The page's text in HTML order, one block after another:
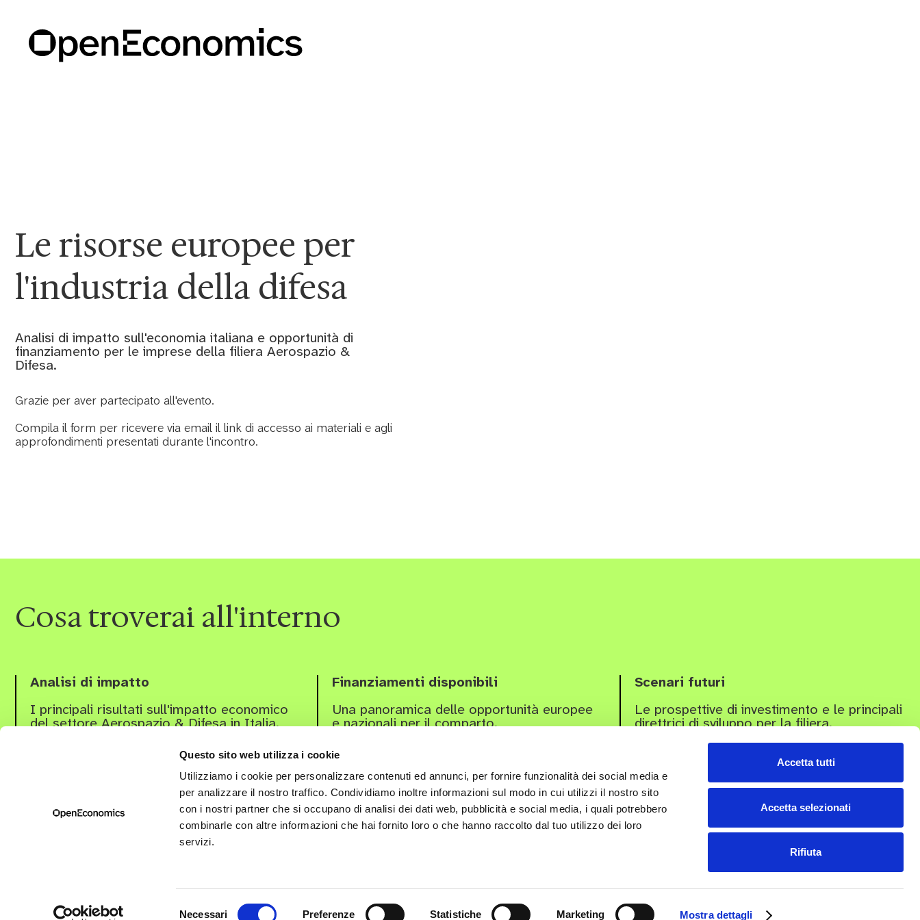
Questo sito web utilizza i cookie
Utilizziamo i cookie per personalizzare contenuti ed annunci, per fornire funzionalità dei social media e
per analizzare il nostro traffico. Condividiamo inoltre informazioni sul modo in cui utilizzi il nostro sito
con i nostri partner che si occupano di analisi dei dati web, pubblicità e social media, i quali potrebbero
combinarle con altre informazioni che hai fornito loro o che hanno raccolto dal tuo utilizzo dei loro
servizi.
Necessari Preferenze Statistiche Marketing Mostra dettagli
Accetta tutti
Accetta selezionati
Rifiuta
Le risorse europee per
l'industria della difesa
Analisi di impatto sull'economia italiana e opportunità di
finanziamento per le imprese della filiera Aerospazio &
Difesa.
Grazie per aver partecipato all'evento.
Compila il form per ricevere via email il link di accesso ai materiali e agli
approfondimenti presentati durante l'incontro.
Cosa troverai all'interno
Analisi di impatto
I principali risultati sull'impatto economico
del settore Aerospazio & Difesa in Italia.
Finanziamenti disponibili
Una panoramica delle opportunità europee
e nazionali per il comparto.
Scenari futuri
Le prospettive di investimento e le principali
direttrici di sviluppo per la filiera.